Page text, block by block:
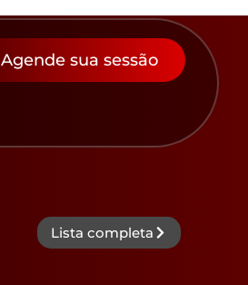
Agende sua sessão
Lista completa